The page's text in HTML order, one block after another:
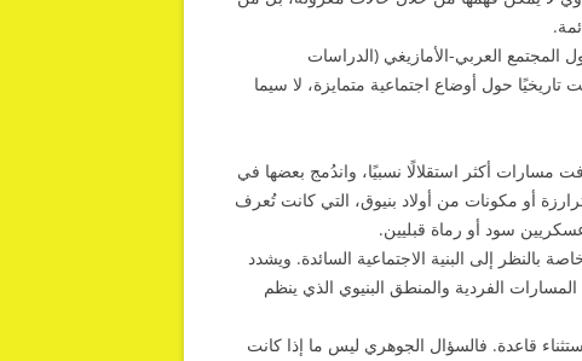
المجتمع العربي-الأمازيغي (الدراسات
تشكلت تاريخيًا حول أوضاع اجتماعية متمايزة، لا سيما
أكثر استقلالًا نسبيًا، واندُمج بعضها في
أو مكونات من أولاد بنيوق، التي كانت تُعرف
سود أو رماة قبليين.
بالنظر إلى البنية الاجتماعية السائدة. ويشدد
تنوع المسارات الفردية والمنطق البنيوي الذي ينظم
قاعدة. فالسؤال الجوهري ليس ما إذا كانت